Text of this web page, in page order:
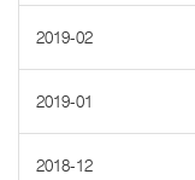
2019-02
2019-01
2018-12